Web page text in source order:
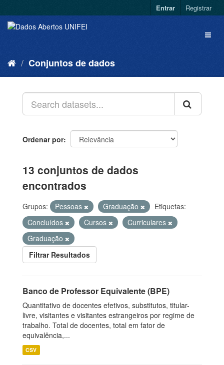
Entrar Registrar
Conjuntos de dados
Ordenar por
13 conjuntos de dados
encontrados
Grupos: Pessoas Graduação
Etiquetas:
Concluídos
Cursos
Curriculares
Graduação
Filtrar Resultados
Banco de Professor Equivalente (BPE)
Quantitativo de docentes efetivos, substitutos, titular-
livre, visitantes e visitantes estrangeiros por regime de
trabalho. Total de docentes, total em fator de
equivalência,...
CSV